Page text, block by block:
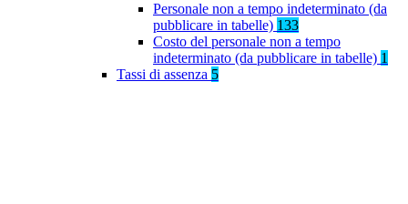
Personale non a tempo indeterminato (da
pubblicare in tabelle) 133
Costo del personale non a tempo
indeterminato (da pubblicare in tabelle) 1
Tassi di assenza 5